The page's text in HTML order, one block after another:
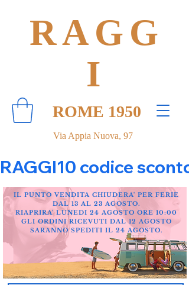
Via Appia Nuova, 97
RAGG
I
ROME 1950
RAGGI10 codice
IL PUNTO VENDITA CHIUDERA' PER FERIE
DAL 13 AL 23 AGOSTO.
RIAPRIRA' LUNEDI 24 AGOSTO ORE 10:00
GLI ORDINI RICEVUTI DAL 12 AGOSTO
SARANNO SPEDITI IL 24 AGOSTO.